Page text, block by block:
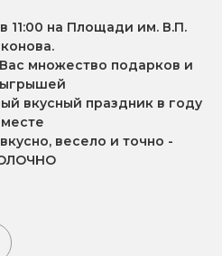
11:00 на Площади им. В.П.
множество подарков и
вкусный праздник в году
весело и точно -